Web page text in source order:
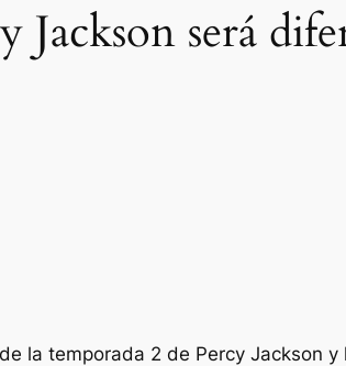
Jackson será
la temporada 2 de Percy Jackson